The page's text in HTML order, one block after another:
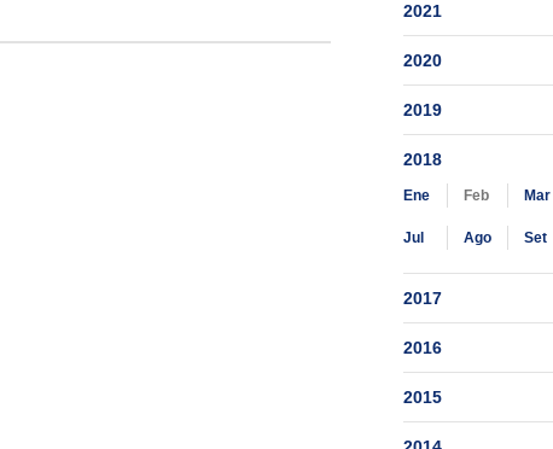
2021
2020
2019
2018
Ene Feb Mar
Jul Ago Set
2017
2016
2015